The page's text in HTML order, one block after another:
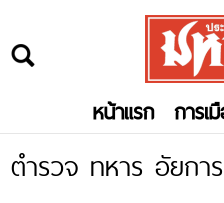
หน้าแรก การเ
ตำรวจ ทหาร อัยก